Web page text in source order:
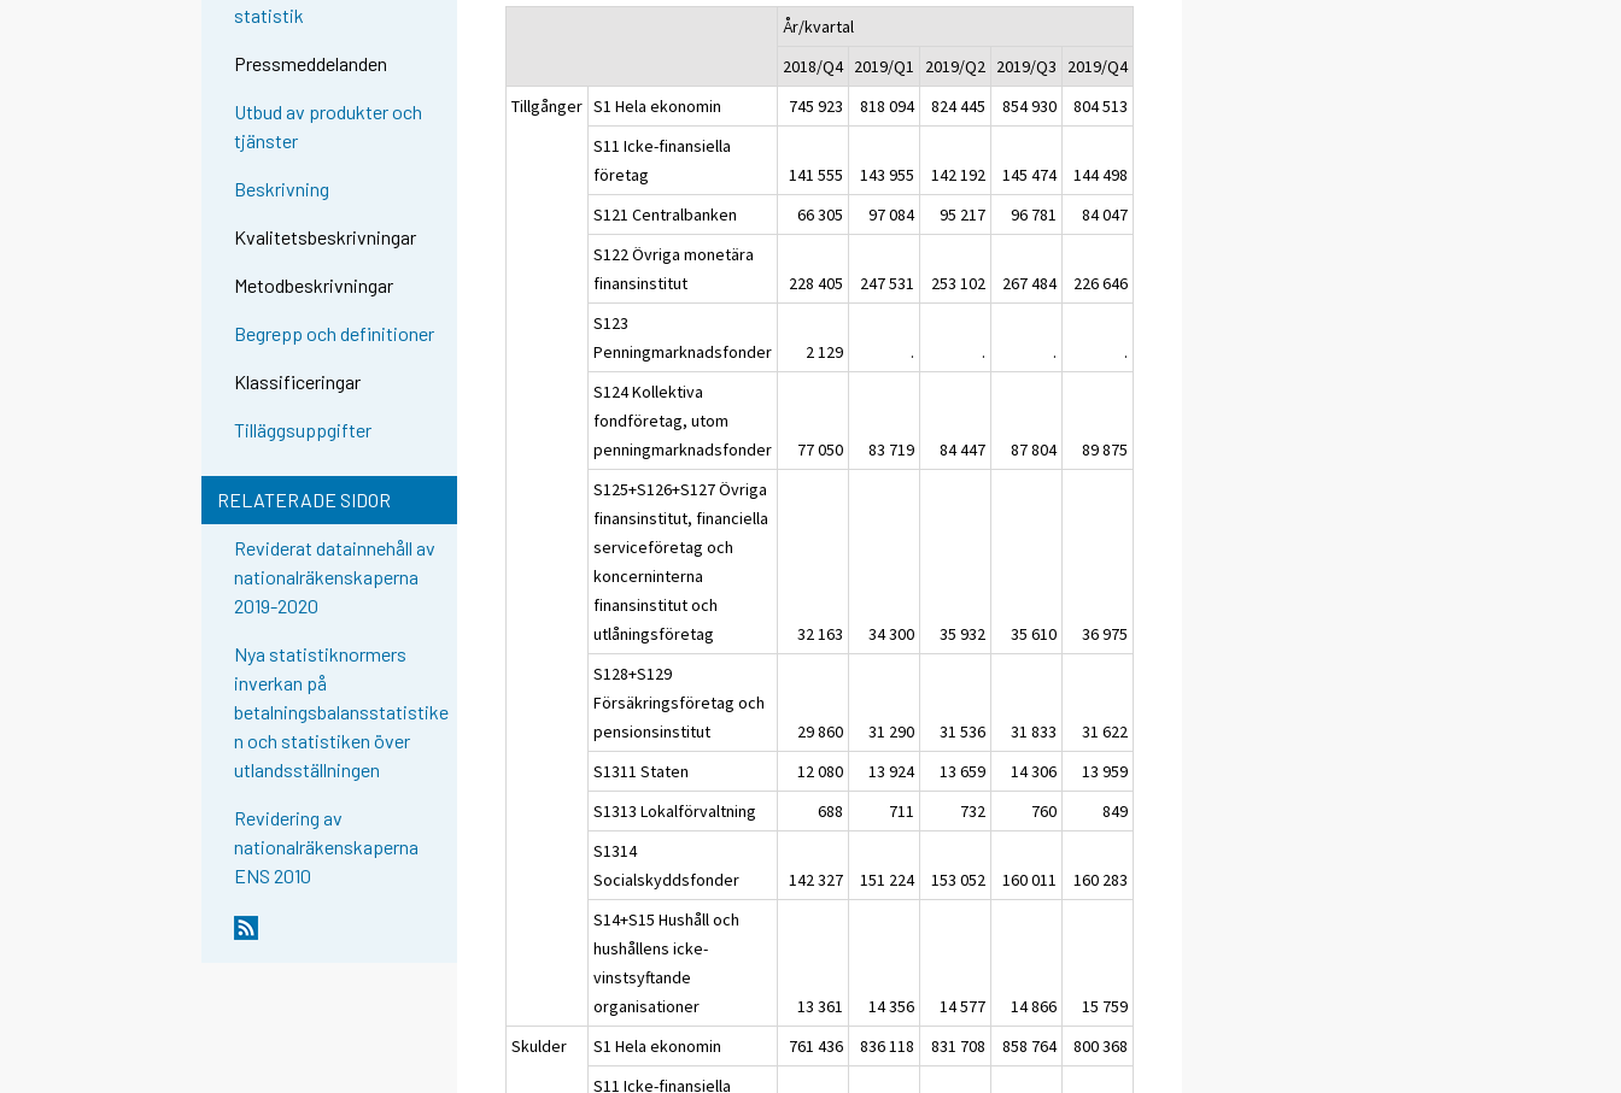
statistik
Pressmeddelanden
Utbud av produkter och
tjänster
Beskrivning
Kvalitetsbeskrivningar
Metodbeskrivningar
Begrepp och definitioner
Klassificeringar
Tilläggsuppgifter
RELATERADE SIDOR
Reviderat datainnehåll av
nationalräkenskaperna
2019-2020
Nya statistiknormers
inverkan på
betalningsbalansstatistike
n och statistiken över
utlandsställningen
Revidering av
nationalräkenskaperna
ENS 2010
År/kvartal
2018/Q4 2019/Q1 2019/Q2 2019/Q3
2019/Q4
Tillgånger S1 Hela ekonomin 745 923 818 094 824 445 854 930
804 513
S11 Icke-finansiella
företag
141 555 143 955 142 192 145 474
144 498
S121 Centralbanken
66 305 97 084 95 217 96 781
84 047
S122 Övriga monetära
finansinstitut
228 405 247 531 253 102 267 484
226 646
S123
Penningmarknadsfonder
2 129 . . .
.
S124 Kollektiva
fondföretag, utom
penningmarknadsfonder
77 050 83 719 84 447 87 804
89 875
S125+S126+S127 Övriga
finansinstitut, financiella
serviceföretag och
koncerninterna
finansinstitut och
utlåningsföretag
32 163 34 300 35 932 35 610
36 975
S128+S129
Försäkringsföretag och
pensionsinstitut
29 860 31 290 31 536 31 833
31 622
S1311 Staten
12 080 13 924 13 659 14 306
13 959
S1313 Lokalförvaltning
688 711 732 760
849
S1314
Socialskyddsfonder
142 327 151 224 153 052 160 011
160 283
S14+S15 Hushåll och
hushållens icke-
vinstsyftande
organisationer
13 361 14 356 14 577 14 866
15 759
Skulder
S1 Hela ekonomin 761 436 836 118 831 708 858 764
800 368
S11 Icke-finansiella